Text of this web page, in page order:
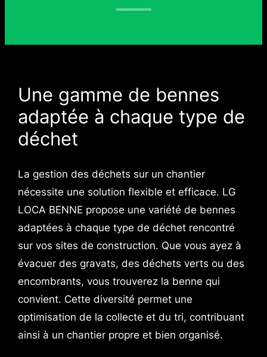
Une gamme de bennes
adaptée à chaque type de
déchet
La gestion des déchets sur un chantier
nécessite une solution flexible et efficace. LG
LOCA BENNE propose une variété de bennes
adaptées à chaque type de déchet rencontré
sur vos sites de construction. Que vous ayez à
évacuer des gravats, des déchets verts ou des
encombrants, vous trouverez la benne qui
convient. Cette diversité permet une
optimisation de la collecte et du tri, contribuant
ainsi à un chantier propre et bien organisé.